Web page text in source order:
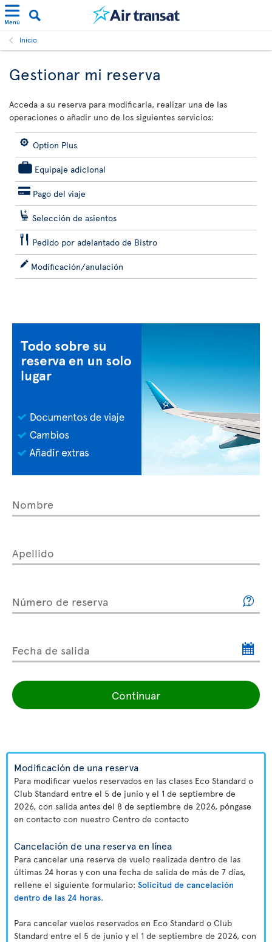
Menú
Inicio
Gestionar mi reserva
Acceda a su reserva para modificarla, realizar una de las
operaciones o añadir uno de los siguientes servicios:
Option Plus
Equipaje adicional
Pago del viaje
Selección de asientos
Pedido por adelantado de Bistro
Modificación/anulación
Nombre
Apellido
Número de reserva
Fecha de salida
Continuar
Modificación de una reserva
Para modificar vuelos reservados en las clases Eco Standard o
Club Standard entre el 5 de junio y el 1 de septiembre de
2026, con salida antes del 8 de septiembre de 2026, póngase
en contacto con nuestro Centro de contacto
Cancelación de una reserva en línea
Para cancelar una reserva de vuelo realizada dentro de las
últimas 24 horas y con una fecha de salida de más de 7 días,
rellene el siguiente formulario: Solicitud de cancelación
dentro de las 24 horas.
Para cancelar vuelos reservados en Eco Standard o Club
Standard entre el 5 de junio y el 1 de septiembre de 2026, con